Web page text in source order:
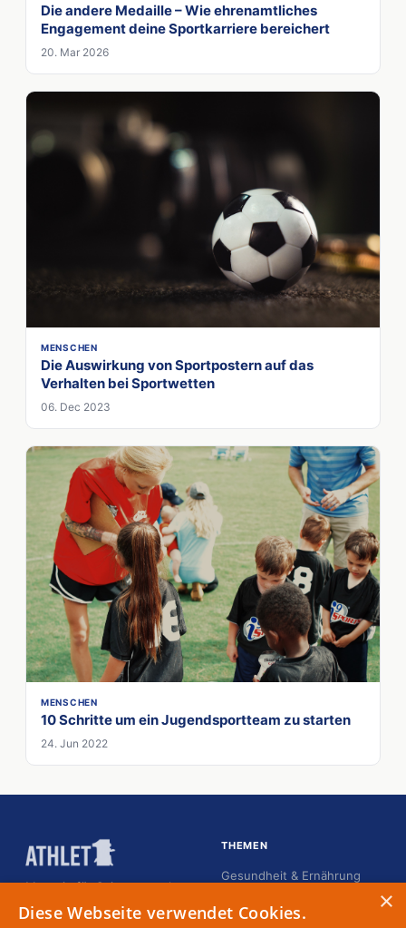
Die andere Medaille – Wie ehrenamtliches
Engagement deine Sportkarriere bereichert
20. Mar 2026
MENSCHEN
Die Auswirkung von Sportpostern auf das
Verhalten bei Sportwetten
06. Dec 2023
MENSCHEN
10 Schritte um ein Jugendsportteam zu starten
24. Jun 2022
Magazin für Spitzensportler
THEMEN
Gesundheit & Ernährung
×
Diese Webseite verwendet Cookies.